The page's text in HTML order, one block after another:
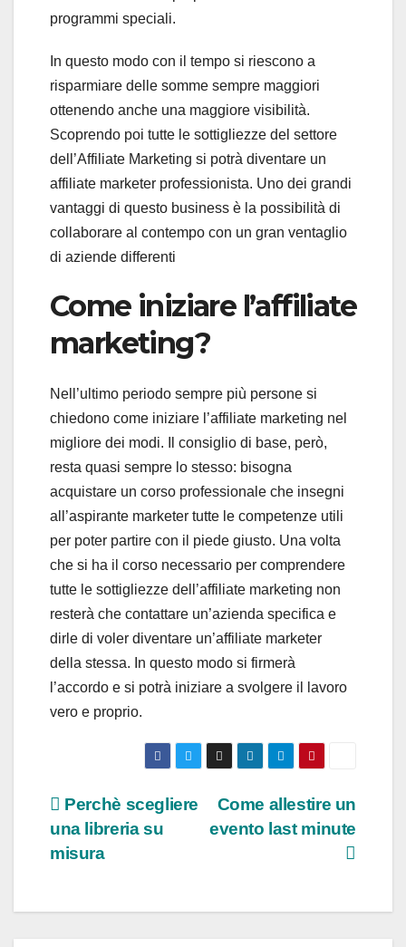
programmi speciali.
In questo modo con il tempo si riescono a
risparmiare delle somme sempre maggiori
ottenendo anche una maggiore visibilità.
Scoprendo poi tutte le sottigliezze del settore
dell’Affiliate Marketing si potrà diventare un
affiliate marketer professionista. Uno dei grandi
vantaggi di questo business è la possibilità di
collaborare al contempo con un gran ventaglio
di aziende differenti
Come iniziare l’affiliate
marketing?
Nell’ultimo periodo sempre più persone si
chiedono come iniziare l’affiliate marketing nel
migliore dei modi. Il consiglio di base, però,
resta quasi sempre lo stesso: bisogna
acquistare un corso professionale che insegni
all’aspirante marketer tutte le competenze utili
per poter partire con il piede giusto. Una volta
che si ha il corso necessario per comprendere
tutte le sottigliezze dell’affiliate marketing non
resterà che contattare un’azienda specifica e
dirle di voler diventare un’affiliate marketer
della stessa. In questo modo si firmerà
l’accordo e si potrà iniziare a svolgere il lavoro
vero e proprio.
Navigazione
articoli
Come allestire un
evento last minute
Perchè scegliere
una libreria su
misura